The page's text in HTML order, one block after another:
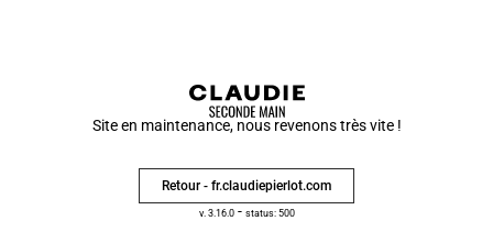
Site en maintenance, nous revenons très vite !
Retour - fr.claudiepierlot.com
v. 3.16.0- status: 500